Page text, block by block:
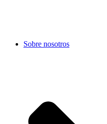
Sobre nosotros